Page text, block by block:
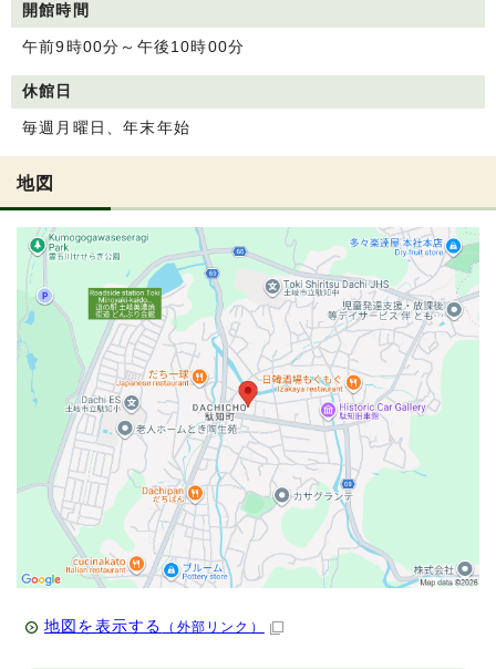
開館時間
午前9時00分～午後10時00分
休館日
毎週月曜日、年末年始
地図
地図を表示する （外部リンク）